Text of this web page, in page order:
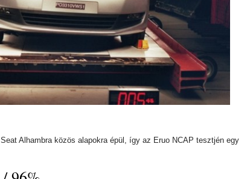
Alhambra közös alapokra épül, így az Eruo NCAP tesztjén egy